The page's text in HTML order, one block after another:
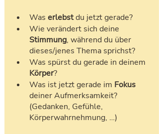
Was erlebst du jetzt gerade?
Wie verändert sich deine
Stimmung, während du über
dieses/jenes Thema sprichst?
Was spürst du gerade in deinem
Körper?
Was ist jetzt gerade im Fokus
deiner Aufmerksamkeit?
(Gedanken, Gefühle,
Körperwahrnehmung, …)